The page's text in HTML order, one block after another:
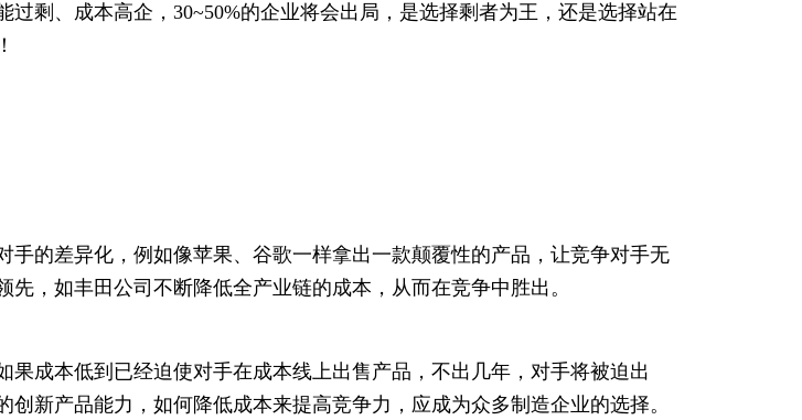
剩、成本高企，30~50%的企业将会出局，是选择剩者为王，还是选择站在
的差异化，例如像苹果、谷歌一样拿出一款颠覆性的产品，让竞争对手无
，如丰田公司不断降低全产业链的成本，从而在竞争中胜出。
成本低到已经迫使对手在成本线上出售产品，不出几年，对手将被迫出
新产品能力，如何降低成本来提高竞争力，应成为众多制造企业的选择。